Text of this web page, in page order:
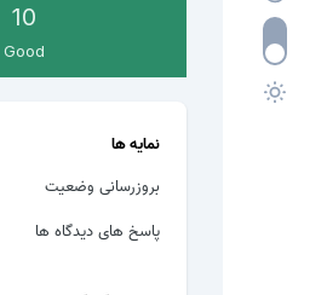
10
Good
نمایه ها
بروزرسانی وضعیت
پاسخ های دیدگاه ها